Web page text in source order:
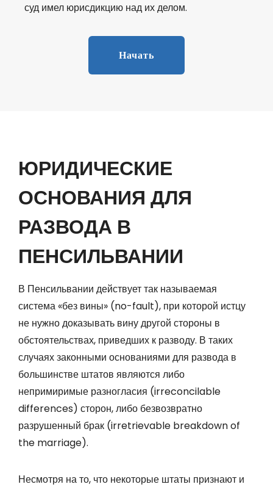
суд имел юрисдикцию над их делом.
Начать
ЮРИДИЧЕСКИЕ
ОСНОВАНИЯ ДЛЯ
РАЗВОДА В
ПЕНСИЛЬВАНИИ
В Пенсильвании действует так называемая
система «без вины» (no-fault), при которой истцу
не нужно доказывать вину другой стороны в
обстоятельствах, приведших к разводу. В таких
случаях законными основаниями для развода в
большинстве штатов являются либо
непримиримые разногласия (irreconcilable
differences) сторон, либо безвозвратно
разрушенный брак (irretrievable breakdown of
the marriage).
Несмотря на то, что некоторые штаты признают и